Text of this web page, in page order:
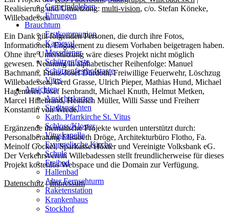
Gemeindeleben
Ehrungen
Brauchtum
Erstkommunion
Karneval
Messdiener
Schützenfeste
Schützenfesthofstaate
Vitus
Ansichten
Ansichtskarten
Stadtansichten
Kath. Pfarrkirche St. Vitus
Schloss/Kloster
Vituskapelle
Evangelische Kirche
Schule
Freibad
Hallenbad
Alter Fernsehturm
Raketenstation
Krankenhaus
Stockhof
Realisierung und Umsetzung: multi-vision, c/o. Stefan Köneke,
Willebadessen
Ein Dank gilt folgenden Personen, die durch ihre Fotos,
Informationen, Engagement zu diesem Vorhaben beigetragen haben.
Ohne ihre Unterstützung wäre dieses Projekt nicht möglich
gewesen. Nennung in alphabetischer Reihenfolge: Manuel
Bachmann, Franz-Josef Dürdoth, Freiwillige Feuerwehr, Löschzug
Willebadessen, Gerd Grasse, Ulrich Pieper, Mathias Hund, Michael
Hagemeier, Josef Isenbrandt, Michael Knuth, Helmut Metken,
Marcel Hillebrand, Heinrich Müller, Willi Sasse und Freiherr
Konstantin von Wrede.
Ergänzende thematische Projekte wurden unterstützt durch:
Personalberatung Elisabeth Dröge, Architekturbüro Flotho, Fa.
Meinolf Gockel, Sparkasse Höxter und Vereinigte Volksbank eG.
Der Verkehrsverein Willebadessen stellt freundlicherweise für dieses
Projekt kostenlos Webspace und die Domain zur Verfügung.
Datenschutz|Impressum